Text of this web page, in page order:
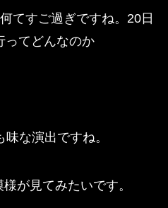
てすご過ぎですね。20日
ってどんなのか
な演出ですね。
が見てみたいです。